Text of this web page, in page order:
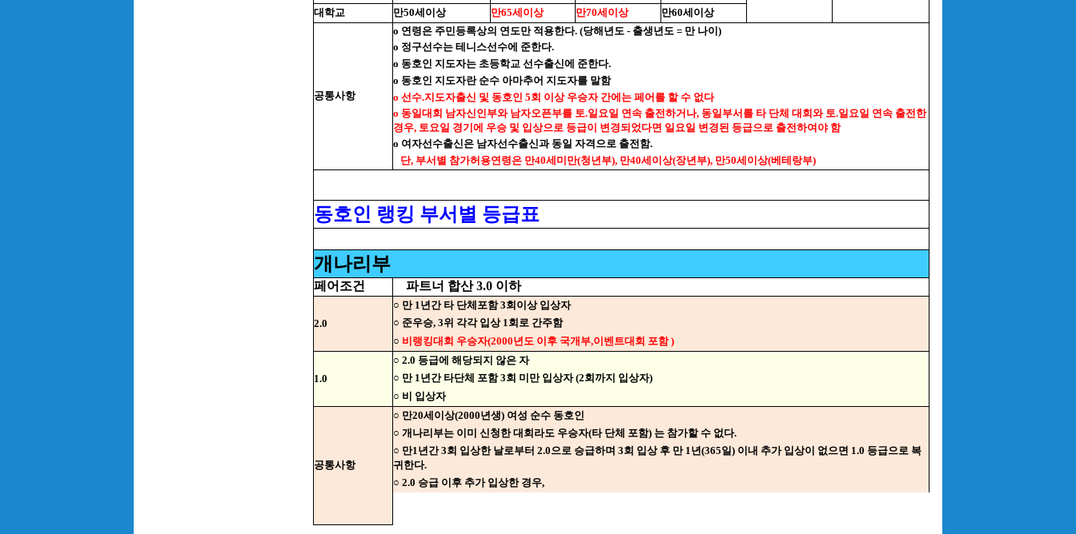
대학교
만50세이상 만65세이상 만70세이상 만60세이상
공통사항
o 연령은 주민등록상의 연도만 적용한다. (당해년도 - 출생년도 = 만 나이)
o 정구선수는 테니스선수에 준한다.
o 동호인 지도자는 초등학교 선수출신에 준한다.
o 동호인 지도자란 순수 아마추어 지도자를 말함
o 선수.지도자출신 및 동호인 5회 이상 우승자 간에는 페어를 할 수 없다
o 동일대회 남자신인부와 남자오픈부를 토.일요일 연속 출전하거나, 동일부서를 타 단체 대회와 토.일요일 연속 출전한
경우, 토요일 경기에 우승 및 입상으로 등급이 변경되었다면 일요일 변경된 등급으로 출전하여야 함
o 여자선수출신은 남자선수출신과 동일 자격으로 출전함.
단, 부서별 참가허용연령은 만40세미만(청년부), 만40세이상(장년부), 만50세이상(베테랑부)
동호인 랭킹 부서별 등급표
개나리부
페어조건 파트너 합산 3.0 이하
2.0
○ 만 1년간 타 단체포함 3회이상 입상자
○ 준우승, 3위 각각 입상 1회로 간주함
○ 비랭킹대회 우승자(2000년도 이후 국개부,이벤트대회 포함 )
1.0
○ 2.0 등급에 해당되지 않은 자
○ 만 1년간 타단체 포함 3회 미만 입상자 (2회까지 입상자)
○ 비 입상자
공통사항
○ 만20세이상(2000년생) 여성 순수 동호인
○ 개나리부는 이미 신청한 대회라도 우승자(타 단체 포함) 는 참가할 수 없다.
○ 만1년간 3회 입상한 날로부터 2.0으로 승급하며 3회 입상 후 만 1년(365일) 이내 추가 입상이 없으면 1.0 등급으로 복
귀한다.
○ 2.0 승급 이후 추가 입상한 경우,